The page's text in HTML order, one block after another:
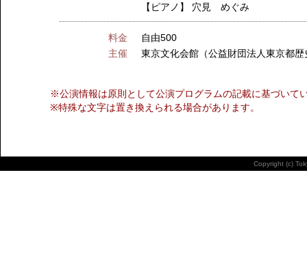
【ピアノ】 穴見 めぐみ
料金
自由500
主催
東京文化会館（公益財団法人東京都
※公演情報は原則として公演プログラムの記載に基づいて
※特殊な文字は置き換えられる場合があります。
Copyright (c)